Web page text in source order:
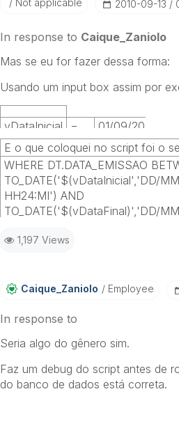
Not applicable ‎2010-09-13
In response to Caique_Zaniolo
Mas se eu for fazer dessa forma:
Usando um input box assim por
vDataInicial =
01/09/2010
vDataFinal
= 15/09/2010
E o que coloquei no script foi o
WHERE DT.DATA_EMISSAO
TO_DATE('$(vDataInicial','DD/
HH24:MI') AND
TO_DATE('$(vDataFinal)','DD/
1,197 Views
Caique_Zaniolo Employee
In response to
Seria algo do gênero sim.
Faz um debug do script antes de
do banco de dados está correta.